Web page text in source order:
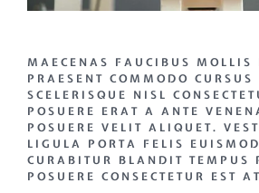
MAECENAS FAUCIBUS MOLLIS
PRAESENT COMMODO
SCELERISQUE NISL
POSUERE ERAT A ANTE
POSUERE VELIT ALIQUET.
LIGULA PORTA FELIS
CURABITUR BLANDIT TEMPUS
POSUERE CONSECTETUR EST